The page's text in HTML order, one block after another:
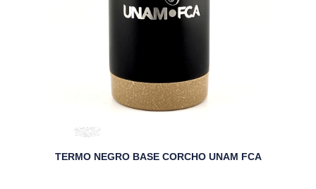
TERMO NEGRO BASE CORCHO UNAM FCA